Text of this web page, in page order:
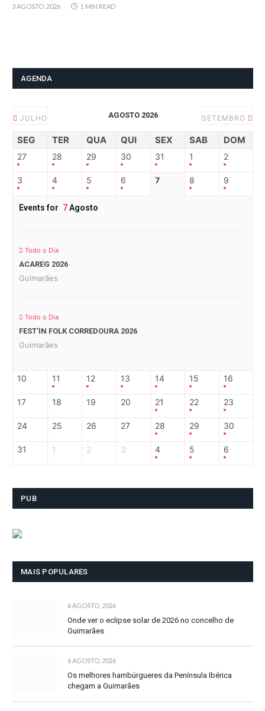
3 AGOSTO, 2026 1 MIN READ
AGENDA
JULHO AGOSTO 2026 SETEMBRO
SEG TER QUA QUI SEX SAB DOM
27 28 29 30 31 1 2
3 4 5 6 7 8 9
Events for 7Agosto
Todo o Dia
ACAREG 2026
Guimarães
Todo o Dia
FEST’IN FOLK CORREDOURA 2026
Guimarães
10 11 12 13 14 15 16
17 18 19 20 21 22 23
24 25 26 27 28 29 30
31 1 2 3 4 5 6
PUB
MAIS POPULARES
6 AGOSTO, 2026
Onde ver o eclipse solar de 2026 no concelho de
Guimarães
6 AGOSTO, 2026
Os melhores hambúrgueres da Península Ibérica
chegam a Guimarães